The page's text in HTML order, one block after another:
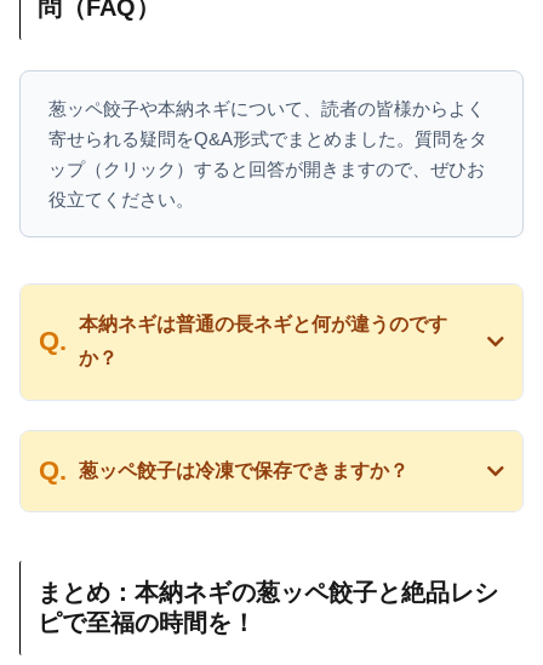
問（FAQ）
葱ッペ餃子や本納ネギについて、読者の皆様からよく
寄せられる疑問をQ&A形式でまとめました。質問をタ
ップ（クリック）すると回答が開きますので、ぜひお
役立てください。
本納ネギは普通の長ネギと何が違うのです
か？
葱ッペ餃子は冷凍で保存できますか？
まとめ：本納ネギの葱ッペ餃子と絶品レシ
ピで至福の時間を！